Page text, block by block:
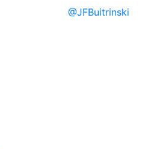
@JFBuitrinski